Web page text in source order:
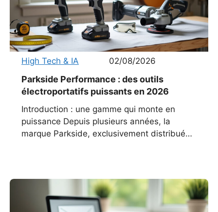
High Tech & IA 02/08/2026
Parkside Performance : des outils
électroportatifs puissants en 2026
Introduction : une gamme qui monte en
puissance Depuis plusieurs années, la
marque Parkside, exclusivement distribuée